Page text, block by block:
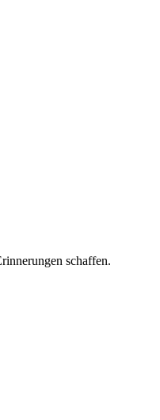
schaffen.